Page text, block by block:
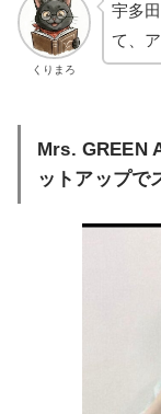
くりまろ
宇多
て、
Mrs. GREEN
ットアップで